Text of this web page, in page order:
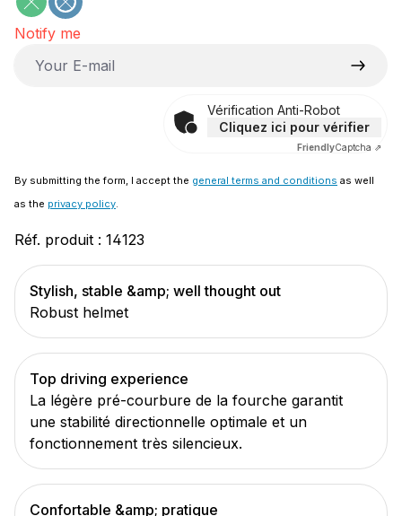
vert
(Cette option n'est pas disponible pour le moment.)
bleu
(Cette option n'est pas disponible pour le
Notify me
Vérification Anti-Robot
Cliquez ici pour vérifier
FriendlyCaptcha ⇗
By submitting the form, I accept the general terms and conditions as well
as the privacy policy.
Réf. produit : 14123
Stylish, stable &amp; well thought out
Robust helmet
Top driving experience
La légère pré-courbure de la fourche garantit
une stabilité directionnelle optimale et un
fonctionnement très silencieux.
Confortable &amp; pratique